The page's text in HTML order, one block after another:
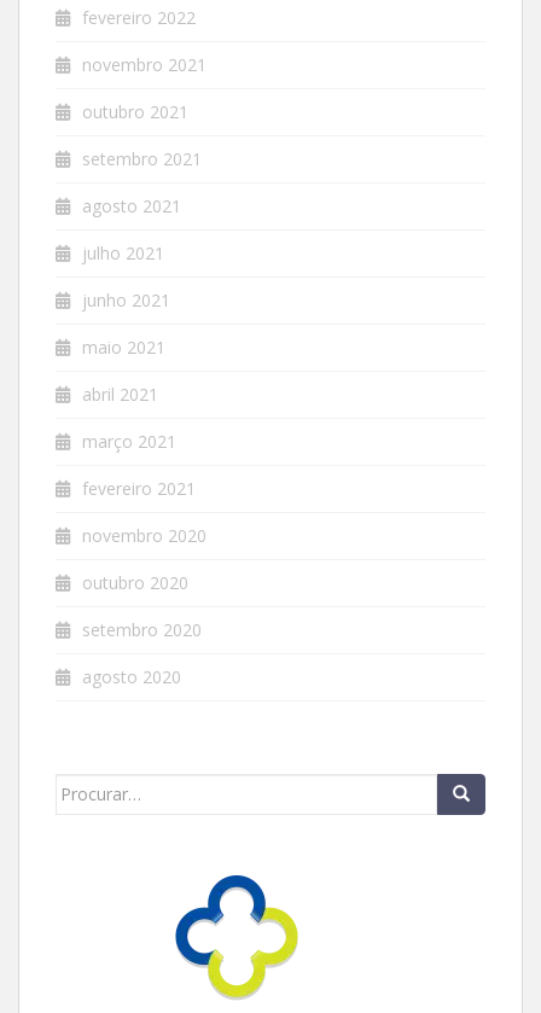
fevereiro 2022
novembro 2021
outubro 2021
setembro 2021
agosto 2021
julho 2021
junho 2021
maio 2021
abril 2021
março 2021
fevereiro 2021
novembro 2020
outubro 2020
setembro 2020
agosto 2020